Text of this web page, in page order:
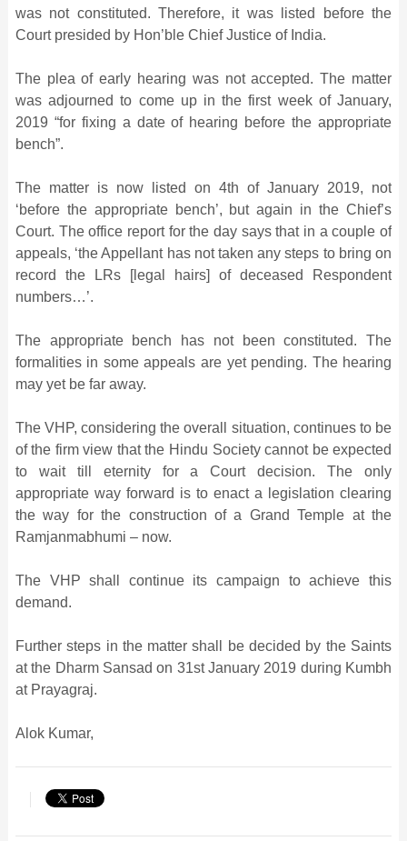
was not constituted. Therefore, it was listed before the
Court presided by Hon’ble Chief Justice of India.
The plea of early hearing was not accepted. The matter
was adjourned to come up in the first week of January,
2019 “for fixing a date of hearing before the appropriate
bench”.
The matter is now listed on 4th of January 2019, not
‘before the appropriate bench’, but again in the Chief’s
Court. The office report for the day says that in a couple of
appeals, ‘the Appellant has not taken any steps to bring on
record the LRs [legal hairs] of deceased Respondent
numbers…’.
The appropriate bench has not been constituted. The
formalities in some appeals are yet pending. The hearing
may yet be far away.
The VHP, considering the overall situation, continues to be
of the firm view that the Hindu Society cannot be expected
to wait till eternity for a Court decision. The only
appropriate way forward is to enact a legislation clearing
the way for the construction of a Grand Temple at the
Ramjanmabhumi – now.
The VHP shall continue its campaign to achieve this
demand.
Further steps in the matter shall be decided by the Saints
at the Dharm Sansad on 31st January 2019 during Kumbh
at Prayagraj.
Alok Kumar,